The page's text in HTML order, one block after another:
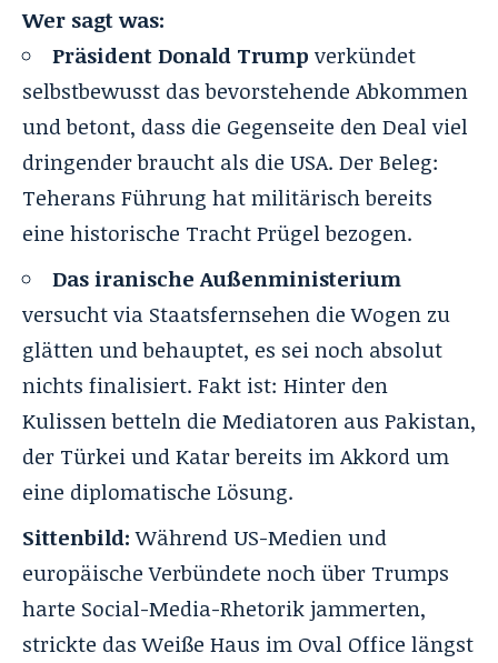
Wer sagt was:
Präsident Donald Trump verkündet
selbstbewusst das bevorstehende Abkommen
und betont, dass die Gegenseite den Deal viel
dringender braucht als die USA. Der Beleg:
Teherans Führung hat militärisch bereits
eine historische Tracht Prügel bezogen.
Das iranische Außenministerium
versucht via Staatsfernsehen die Wogen zu
glätten und behauptet, es sei noch absolut
nichts finalisiert. Fakt ist: Hinter den
Kulissen betteln die Mediatoren aus Pakistan,
der Türkei und Katar bereits im Akkord um
eine diplomatische Lösung.
Sittenbild:Während US-Medien und
europäische Verbündete noch über Trumps
harte Social-Media-Rhetorik jammerten,
strickte das Weiße Haus im Oval Office längst